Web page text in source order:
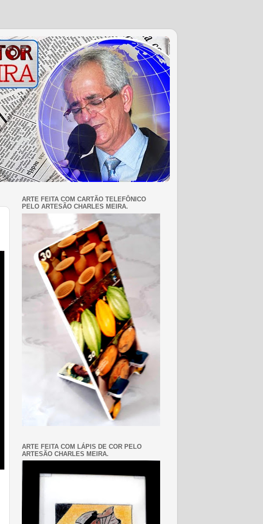
ARTE FEITA COM CARTÃO TELEFÔNICO
PELO ARTESÃO CHARLES MEIRA.
ARTE FEITA COM LÁPIS DE COR PELO
ARTESÃO CHARLES MEIRA.